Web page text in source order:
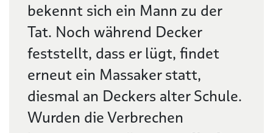
bekennt sich ein Mann zu der
Tat. Noch während Decker
feststellt, dass er lügt, findet
erneut ein Massaker statt,
diesmal an Deckers alter Schule.
Wurden die Verbrechen